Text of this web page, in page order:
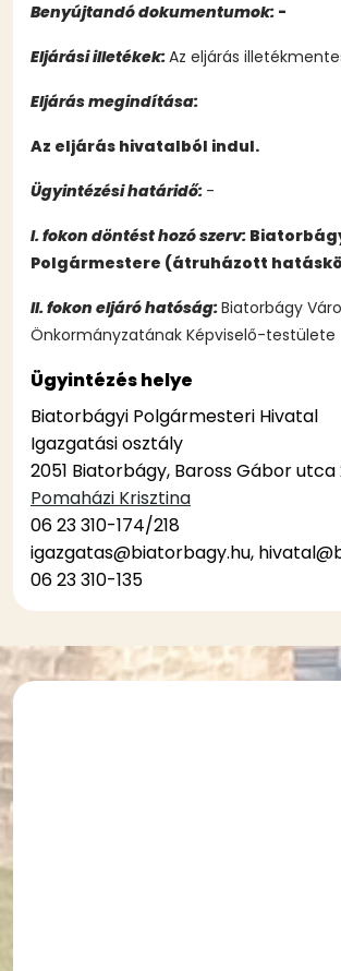
Benyújtandó dokumentumok: -
Eljárási illetékek:Az eljárás
Eljárás megindítása:
Az eljárás hivatalból indul.
Ügyintézési határidő: -
I. fokon döntést hozó szerv:
Polgármestere (átruházott
II. fokon eljáró hatóság:Biatorbágy
Önkormányzatának Képviselő-testülete
Ügyintézés helye
Biatorbágyi Polgármesteri Hivatal
Igazgatási osztály
2051 Biatorbágy, Baross Gábor
Pomaházi Krisztina
06 23 310-174/218
igazgatas@biatorbagy.hu,
06 23 310-135